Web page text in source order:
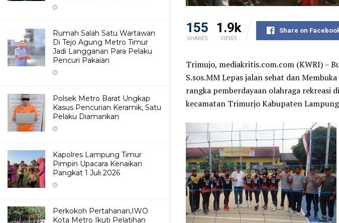
Rumah Salah Satu Wartawan
Di Tejo Agung Metro Timur
Jadi Langganan Para Pelaku
Pencuri Pakaian
Polsek Metro Barat Ungkap
Kasus Pencurian Keramik, Satu
Pelaku Diamankan
Kapolres Lampung Timur
Pimpin Upacara Kenaikan
Pangkat 1 Juli 2026
Perkokoh Pertahanan,IWO
Kota Metro Ikuti Pelatihan
155
SHARES
1.9k
VIEWS
Share on
Trimujo, mediakritis.com.com (KWRI) –
S.sos.MM Lepas jalan sehat dan
rangka pemberdayaan olahraga rekreasi
kecamatan Trimurjo Kabupaten